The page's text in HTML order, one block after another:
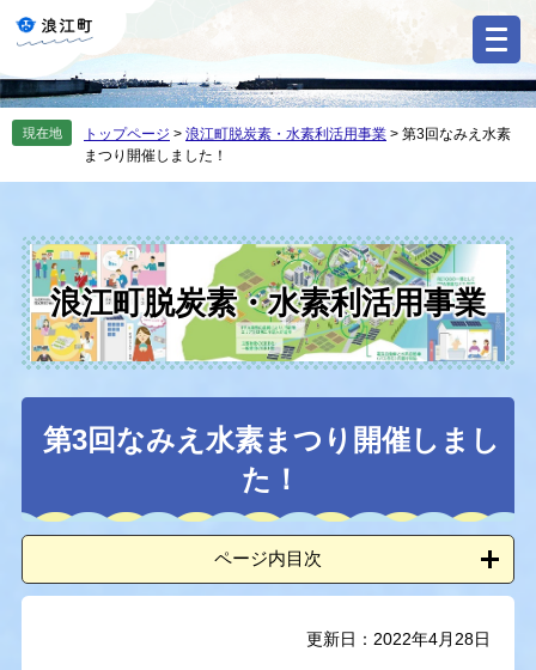
の
先
す
ー
を
し
現在地 トップページ > 浪江町脱炭素・水素利活用事業 > 第3回なみえ水素
まつり開催しました！
浪江町脱炭素・水素利活用事業
本
第3回なみえ水素まつり開催しまし
た！
ページ内目次
更新日：2022年4月28日